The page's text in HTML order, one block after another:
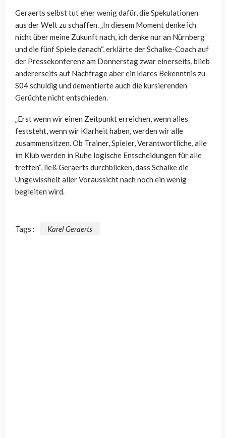
Geraerts selbst tut eher wenig dafür, die Spekulationen
aus der Welt zu schaffen. „In diesem Moment denke ich
nicht über meine Zukunft nach, ich denke nur an Nürnberg
und die fünf Spiele danach“, erklärte der Schalke-Coach auf
der Pressekonferenz am Donnerstag zwar einerseits, blieb
andererseits auf Nachfrage aber ein klares Bekenntnis zu
S04 schuldig und dementierte auch die kursierenden
Gerüchte nicht entschieden.
„Erst wenn wir einen Zeitpunkt erreichen, wenn alles
feststeht, wenn wir Klarheit haben, werden wir alle
zusammensitzen. Ob Trainer, Spieler, Verantwortliche, alle
im Klub werden in Ruhe logische Entscheidungen für alle
treffen“, ließ Geraerts durchblicken, dass Schalke die
Ungewissheit aller Voraussicht nach noch ein wenig
begleiten wird.
Tags : Karel Geraerts